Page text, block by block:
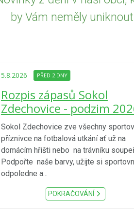
by Vám neměly
5.8.2026 PŘED 2 DNY
Rozpis zápasů Sokol
Zdechovice - podzim
Sokol Zdechovice zve všechny
příznivce na fotbalová utkání ať už na
domácím hřišti nebo na trávníku
Podpořte naše barvy, užijte si
odpoledne a...
POKRAČOVÁNÍ